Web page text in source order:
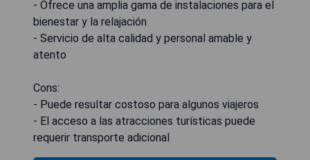
- Ofrece una amplia gama de instalaciones para el
bienestar y la relajación
- Servicio de alta calidad y personal amable y
atento
Cons:
- Puede resultar costoso para algunos viajeros
- El acceso a las atracciones turísticas puede
requerir transporte adicional